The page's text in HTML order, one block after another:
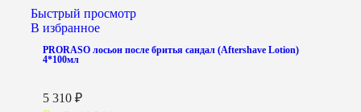
Быстрый просмотр
В избранное
PRORASO лосьон после бритья сандал (Aftershave Lotion)
4*100мл
5 310 ₽